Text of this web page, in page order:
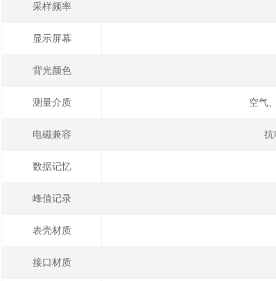
采样频率
显示屏幕
背光颜色
测量介质 空气
电磁兼容 抗
数据记忆
峰值记录
表壳材质
接口材质